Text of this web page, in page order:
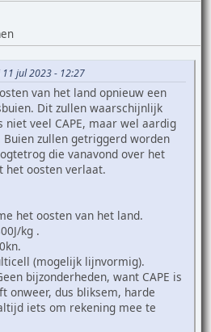
jul 2023 - 12:27
van het land opnieuw een
Dit zullen waarschijnlijk
niet veel CAPE, maar wel aardig
zullen getriggerd worden
die vanavond over het
het oosten verlaat.
het oosten van het land.
kg .
(mogelijk lijnvormig).
bijzonderheden, want CAPE is
onweer, dus bliksem, harde
iets om rekening mee te